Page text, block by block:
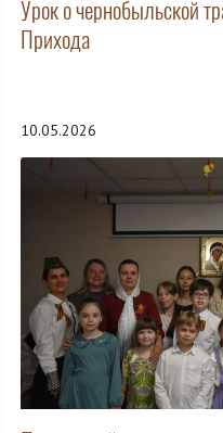
Урок о чернобыльской
Прихода
10.05.2026